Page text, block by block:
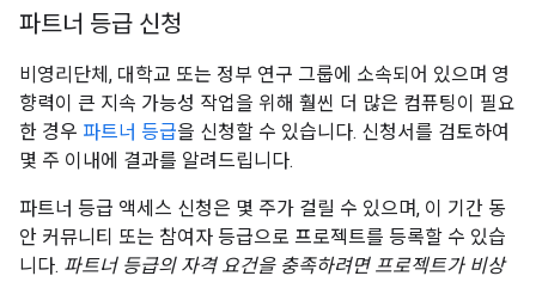
파트너 등급 신청
비영리단체, 대학교 또는 정부 연구 그룹에 소속되어 있으며 영
향력이 큰 지속 가능성 작업을 위해 훨씬 더 많은 컴퓨팅이 필요
한 경우 파트너 등급을 신청할 수 있습니다. 신청서를 검토하여
몇 주 이내에 결과를 알려드립니다.
파트너 등급 액세스 신청은 몇 주가 걸릴 수 있으며, 이 기간 동
안 커뮤니티 또는 참여자 등급으로 프로젝트를 등록할 수 있습
니다. 파트너 등급의 자격 요건을 충족하려면 프로젝트가 비상